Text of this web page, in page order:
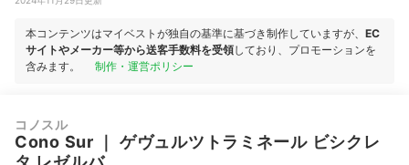
本コンテンツはマイベストが独自の基準に基づき制作していますが、 EC
サイトやメーカー等から送客手数料を受領しており、プロモーションを
含みます。
制作・運営ポリシー
コノスル
Cono Sur
ゲヴュルツトラミネール ビシクレ